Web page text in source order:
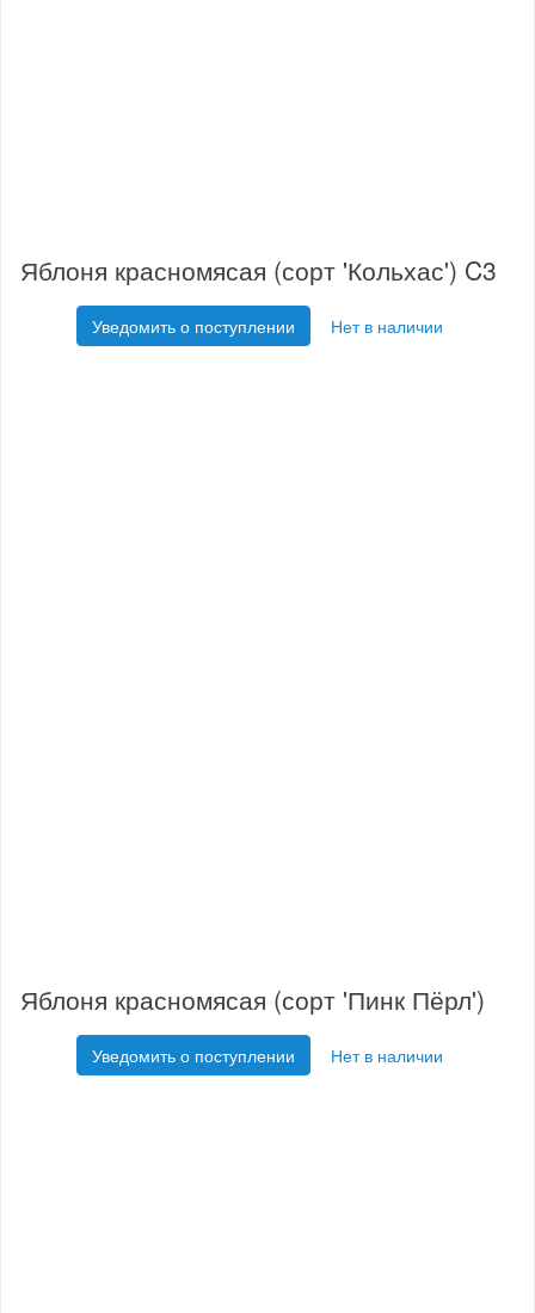
Яблоня красномясая (сорт 'Кольхас') C3
Уведомить о поступлении Нет в наличии
Яблоня красномясая (сорт 'Пинк Пёрл')
Уведомить о поступлении Нет в наличии